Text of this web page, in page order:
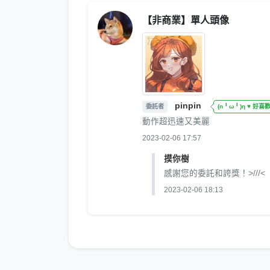
【非商業】單人頭像
委託者 pinpin (n╹ω╹)η ♥ 好喜
動作超迅速又美麗
2023-02-06 17:57
摸你樹
感謝您的委託和誇獎！>///<
2023-02-06 18:13